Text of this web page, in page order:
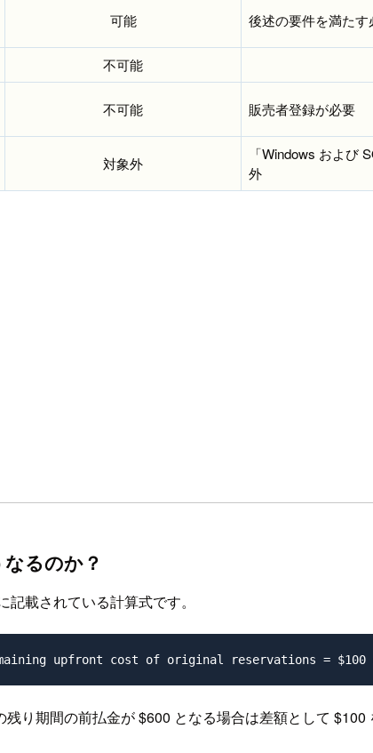
可能 後述の要件を満たす
不可能
不可能 販売者登録が必要
対象外
「Windows および
外
るのか？
記載されている計算式です。
り期間の前払金が $600 となる場合は差額として $100